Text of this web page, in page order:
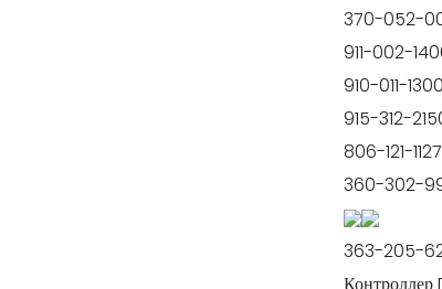
370-052-
⁠911-002-
910-011-
915-312-
806-121-
360-302-
363-205-